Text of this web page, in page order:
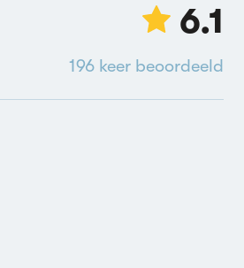
6.1
196 keer beoordeeld